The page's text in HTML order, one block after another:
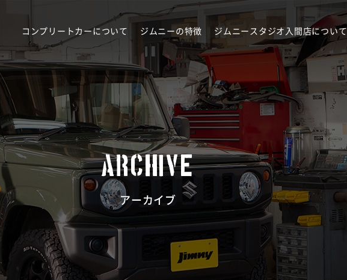
コンプリートカーについて ジムニーの特徴 ジムニースタジオ入間店について
ARCHIVE
アーカイブ